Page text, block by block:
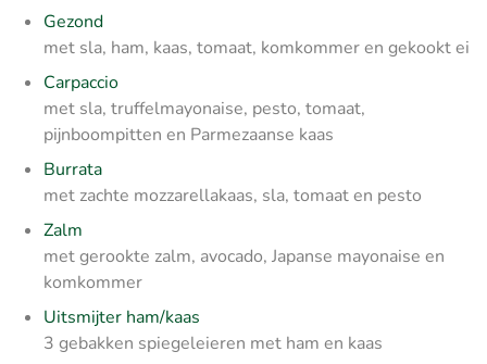
Gezond
met sla, ham, kaas, tomaat, komkommer en gekookt ei
Carpaccio
met sla, truffelmayonaise, pesto, tomaat,
pijnboompitten en Parmezaanse kaas
Burrata
met zachte mozzarellakaas, sla, tomaat en pesto
Zalm
met gerookte zalm, avocado, Japanse mayonaise en
komkommer
Uitsmijter ham/kaas
3 gebakken spiegeleieren met ham en kaas